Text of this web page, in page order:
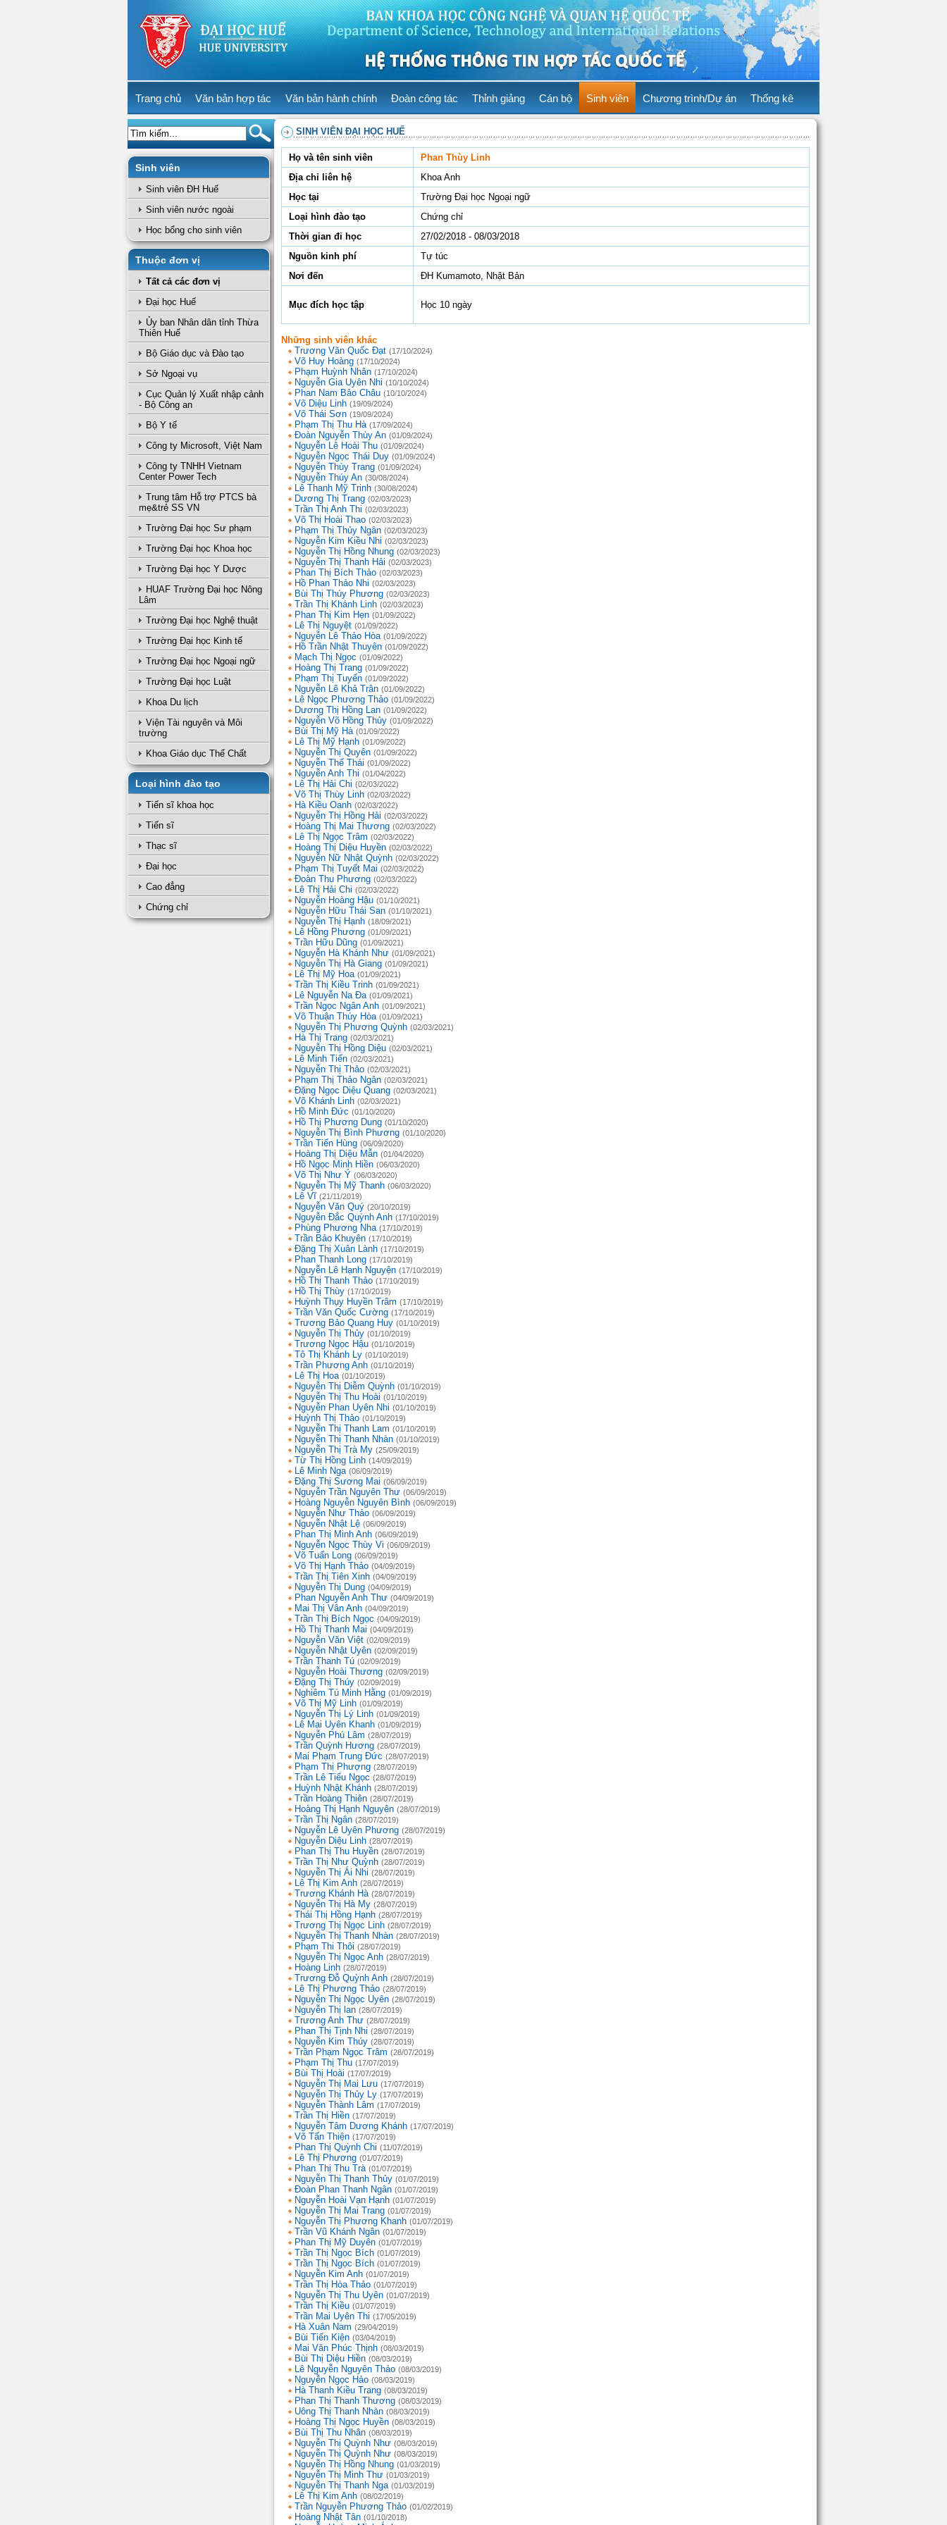
Trang chủ Văn bản hợp tác Văn bản hành chính Đoàn công tác Thỉnh giảng Cán bộ Sinh viên Chương trình/Dự án Thống kê
Sinh viên
Sinh viên ĐH Huế
Sinh viên nước ngoài
Học bổng cho sinh viên
Thuộc đơn vị
Tất cả các đơn vị
Đại học Huế
Ủy ban Nhân dân tỉnh Thừa
Thiên Huế
Bộ Giáo dục và Đào tạo
Sở Ngoại vụ
Cục Quản lý Xuất nhập cảnh
- Bộ Công an
Bộ Y tế
Công ty Microsoft, Việt Nam
Công ty TNHH Vietnam
Center Power Tech
Trung tâm Hỗ trợ PTCS bà
mẹ&trẻ SS VN
Trường Đại học Sư phạm
Trường Đại học Khoa học
Trường Đại học Y Dược
HUAF Trường Đại học Nông
Lâm
Trường Đại học Nghệ thuật
Trường Đại học Kinh tế
Trường Đại học Ngoại ngữ
Trường Đại học Luật
Khoa Du lịch
Viện Tài nguyên và Môi
trường
Khoa Giáo dục Thể Chất
Loại hình đào tạo
Tiến sĩ khoa học
Tiến sĩ
Thạc sĩ
Đại học
Cao đẳng
Chứng chỉ
SINH VIÊN ĐẠI HỌC HUẾ
Họ và tên sinh viên
Phan Thùy Linh
Địa chỉ liên hệ
Khoa Anh
Học tại
Trường Đại học Ngoại ngữ
Loại hình đào tạo
Chứng chỉ
Thời gian đi học
27/02/2018 - 08/03/2018
Nguồn kinh phí
Tự túc
Nơi đến
ĐH Kumamoto, Nhật Bản
Mục đích học tập Học 10 ngày
Những sinh viên khác
Trương Văn Quốc Đạt (17/10/2024)
Võ Huy Hoàng (17/10/2024)
Phạm Huỳnh Nhân (17/10/2024)
Nguyễn Gia Uyên Nhi (10/10/2024)
Phan Nam Bảo Châu (10/10/2024)
Võ Diệu Linh (19/09/2024)
Võ Thái Sơn (19/09/2024)
Phạm Thị Thu Hà (17/09/2024)
Đoàn Nguyễn Thùy An (01/09/2024)
Nguyễn Lê Hoài Thu (01/09/2024)
Nguyễn Ngọc Thái Duy (01/09/2024)
Nguyễn Thùy Trang (01/09/2024)
Nguyễn Thúy An (30/08/2024)
Lê Thanh Mỹ Trinh (30/08/2024)
Dương Thị Trang (02/03/2023)
Trần Thị Anh Thi (02/03/2023)
Võ Thị Hoài Thao (02/03/2023)
Phạm Thị Thủy Ngân (02/03/2023)
Nguyễn Kim Kiều Nhi (02/03/2023)
Nguyễn Thị Hồng Nhung (02/03/2023)
Nguyễn Thị Thanh Hải (02/03/2023)
Phan Thị Bích Thảo (02/03/2023)
Hồ Phan Thảo Nhi (02/03/2023)
Bùi Thị Thúy Phương (02/03/2023)
Trần Thị Khánh Linh (02/03/2023)
Phan Thị Kim Hẹn (01/09/2022)
Lê Thị Nguyệt (01/09/2022)
Nguyễn Lê Thảo Hòa (01/09/2022)
Hồ Trần Nhật Thuyên (01/09/2022)
Mạch Thị Ngọc (01/09/2022)
Hoàng Thị Trang (01/09/2022)
Phạm Thị Tuyến (01/09/2022)
Nguyễn Lê Khả Trân (01/09/2022)
Lê Ngọc Phương Thảo (01/09/2022)
Dương Thị Hồng Lan (01/09/2022)
Nguyễn Võ Hồng Thủy (01/09/2022)
Bùi Thị Mỹ Hà (01/09/2022)
Lê Thị Mỹ Hạnh (01/09/2022)
Nguyễn Thị Quyên (01/09/2022)
Nguyễn Thế Thái (01/09/2022)
Nguyễn Anh Thi (01/04/2022)
Lê Thị Hải Chi (02/03/2022)
Võ Thị Thùy Linh (02/03/2022)
Hà Kiều Oanh (02/03/2022)
Nguyễn Thị Hồng Hải (02/03/2022)
Hoàng Thị Mai Thương (02/03/2022)
Lê Thị Ngọc Trâm (02/03/2022)
Hoàng Thị Diệu Huyền (02/03/2022)
Nguyễn Nữ Nhật Quỳnh (02/03/2022)
Phạm Thị Tuyết Mai (02/03/2022)
Đoàn Thu Phương (02/03/2022)
Lê Thị Hải Chi (02/03/2022)
Nguyễn Hoàng Hậu (01/10/2021)
Nguyễn Hữu Thái San (01/10/2021)
Nguyễn Thị Hạnh (18/09/2021)
Lê Hồng Phương (01/09/2021)
Trần Hữu Dũng (01/09/2021)
Nguyễn Hà Khánh Như (01/09/2021)
Nguyễn Thị Hà Giang (01/09/2021)
Lê Thị Mỹ Hoa (01/09/2021)
Trần Thị Kiều Trinh (01/09/2021)
Lê Nguyễn Na Đa (01/09/2021)
Trần Ngọc Ngân Anh (01/09/2021)
Võ Thuận Thúy Hòa (01/09/2021)
Nguyễn Thị Phương Quỳnh (02/03/2021)
Hà Thị Trang (02/03/2021)
Nguyễn Thị Hồng Diệu (02/03/2021)
Lê Minh Tiến (02/03/2021)
Nguyễn Thị Thảo (02/03/2021)
Phạm Thị Thảo Ngân (02/03/2021)
Đặng Ngọc Diệu Quang (02/03/2021)
Võ Khánh Linh (02/03/2021)
Hồ Minh Đức (01/10/2020)
Hồ Thị Phương Dung (01/10/2020)
Nguyễn Thị Bình Phương (01/10/2020)
Trần Tiến Hùng (06/09/2020)
Hoàng Thị Diệu Mẫn (01/04/2020)
Hồ Ngọc Minh Hiền (06/03/2020)
Võ Thị Như Ý (06/03/2020)
Nguyễn Thị Mỹ Thanh (06/03/2020)
Lê Vĩ (21/11/2019)
Nguyễn Văn Quý (20/10/2019)
Nguyễn Đắc Quỳnh Anh (17/10/2019)
Phùng Phương Nha (17/10/2019)
Trần Bảo Khuyên (17/10/2019)
Đặng Thị Xuân Lành (17/10/2019)
Phan Thanh Long (17/10/2019)
Nguyễn Lê Hạnh Nguyện (17/10/2019)
Hồ Thị Thanh Thảo (17/10/2019)
Hồ Thị Thùy (17/10/2019)
Huỳnh Thụy Huyền Trâm (17/10/2019)
Trần Văn Quốc Cường (17/10/2019)
Trương Bảo Quang Huy (01/10/2019)
Nguyễn Thị Thủy (01/10/2019)
Trương Ngọc Hậu (01/10/2019)
Tô Thị Khánh Ly (01/10/2019)
Trần Phương Anh (01/10/2019)
Lê Thị Hoa (01/10/2019)
Nguyễn Thị Diễm Quỳnh (01/10/2019)
Nguyễn Thị Thu Hoài (01/10/2019)
Nguyễn Phan Uyên Nhi (01/10/2019)
Huỳnh Thị Thảo (01/10/2019)
Nguyễn Thị Thanh Lam (01/10/2019)
Nguyễn Thị Thanh Nhàn (01/10/2019)
Nguyễn Thị Trà My (25/09/2019)
Từ Thị Hồng Linh (14/09/2019)
Lê Minh Nga (06/09/2019)
Đặng Thị Sương Mai (06/09/2019)
Nguyễn Trần Nguyên Thư (06/09/2019)
Hoàng Nguyễn Nguyên Bình (06/09/2019)
Nguyễn Như Thảo (06/09/2019)
Nguyễn Nhật Lệ (06/09/2019)
Phan Thị Minh Anh (06/09/2019)
Nguyễn Ngọc Thùy Vi (06/09/2019)
Võ Tuấn Long (06/09/2019)
Võ Thị Hạnh Thảo (04/09/2019)
Trần Thị Tiên Xinh (04/09/2019)
Nguyễn Thị Dung (04/09/2019)
Phan Nguyễn Anh Thư (04/09/2019)
Mai Thị Vân Anh (04/09/2019)
Trần Thị Bích Ngọc (04/09/2019)
Hồ Thị Thanh Mai (04/09/2019)
Nguyễn Văn Việt (02/09/2019)
Nguyễn Nhật Uyên (02/09/2019)
Trần Thanh Tú (02/09/2019)
Nguyễn Hoài Thương (02/09/2019)
Đặng Thị Thúy (02/09/2019)
Nghiêm Tú Minh Hằng (01/09/2019)
Võ Thị Mỹ Linh (01/09/2019)
Nguyễn Thị Lý Linh (01/09/2019)
Lê Mai Uyên Khanh (01/09/2019)
Nguyễn Phú Lâm (28/07/2019)
Trần Quỳnh Hương (28/07/2019)
Mai Phạm Trung Đức (28/07/2019)
Phạm Thị Phượng (28/07/2019)
Trần Lê Tiểu Ngọc (28/07/2019)
Huỳnh Nhật Khánh (28/07/2019)
Trần Hoàng Thiên (28/07/2019)
Hoàng Thị Hạnh Nguyên (28/07/2019)
Trần Thị Ngân (28/07/2019)
Nguyễn Lê Uyên Phương (28/07/2019)
Nguyễn Diệu Linh (28/07/2019)
Phan Thị Thu Huyền (28/07/2019)
Trần Thị Như Quỳnh (28/07/2019)
Nguyễn Thị Ái Nhi (28/07/2019)
Lê Thị Kim Anh (28/07/2019)
Trương Khánh Hà (28/07/2019)
Nguyễn Thị Hà My (28/07/2019)
Thái Thị Hồng Hạnh (28/07/2019)
Trương Thị Ngọc Linh (28/07/2019)
Nguyễn Thị Thanh Nhàn (28/07/2019)
Phạm Thi Thôi (28/07/2019)
Nguyễn Thị Ngọc Anh (28/07/2019)
Hoàng Linh (28/07/2019)
Trương Đỗ Quỳnh Anh (28/07/2019)
Lê Thị Phương Thảo (28/07/2019)
Nguyễn Thị Ngọc Uyên (28/07/2019)
Nguyễn Thị lan (28/07/2019)
Trương Anh Thư (28/07/2019)
Phan Thị Tịnh Nhi (28/07/2019)
Nguyễn Kim Thúy (28/07/2019)
Trần Phạm Ngọc Trâm (28/07/2019)
Phạm Thị Thu (17/07/2019)
Bùi Thị Hoài (17/07/2019)
Nguyễn Thị Mai Lưu (17/07/2019)
Nguyễn Thị Thủy Ly (17/07/2019)
Nguyễn Thành Lâm (17/07/2019)
Trần Thị Hiền (17/07/2019)
Nguyễn Tâm Dương Khánh (17/07/2019)
Võ Tấn Thiện (17/07/2019)
Phan Thị Quỳnh Chi (11/07/2019)
Lê Thị Phương (01/07/2019)
Phan Thị Thu Trà (01/07/2019)
Nguyễn Thị Thanh Thủy (01/07/2019)
Đoàn Phan Thanh Ngân (01/07/2019)
Nguyễn Hoài Vạn Hạnh (01/07/2019)
Nguyễn Thị Mai Trang (01/07/2019)
Nguyễn Thị Phương Khanh (01/07/2019)
Trần Vũ Khánh Ngân (01/07/2019)
Phan Thị Mỹ Duyên (01/07/2019)
Trần Thị Ngọc Bích (01/07/2019)
Trần Thị Ngọc Bích (01/07/2019)
Nguyễn Kim Anh (01/07/2019)
Trần Thị Hòa Thảo (01/07/2019)
Nguyễn Thị Thu Uyên (01/07/2019)
Trần Thị Kiều (01/07/2019)
Trần Mai Uyên Thi (17/05/2019)
Hà Xuân Nam (29/04/2019)
Bùi Tiến Kiện (03/04/2019)
Mai Văn Phúc Thịnh (08/03/2019)
Bùi Thị Diệu Hiền (08/03/2019)
Lê Nguyễn Nguyên Thảo (08/03/2019)
Nguyễn Ngọc Hảo (08/03/2019)
Hà Thanh Kiều Trang (08/03/2019)
Phan Thị Thanh Thương (08/03/2019)
Uông Thị Thanh Nhàn (08/03/2019)
Hoàng Thị Ngọc Huyền (08/03/2019)
Bùi Thị Thu Nhân (08/03/2019)
Nguyễn Thị Quỳnh Như (08/03/2019)
Nguyễn Thị Quỳnh Như (08/03/2019)
Nguyễn Thị Hồng Nhung (01/03/2019)
Nguyễn Thị Minh Thư (01/03/2019)
Nguyễn Thị Thanh Nga (01/03/2019)
Lê Thị Kim Anh (08/02/2019)
Trần Nguyễn Phương Thảo (01/02/2019)
Hoàng Nhật Tân (01/10/2018)